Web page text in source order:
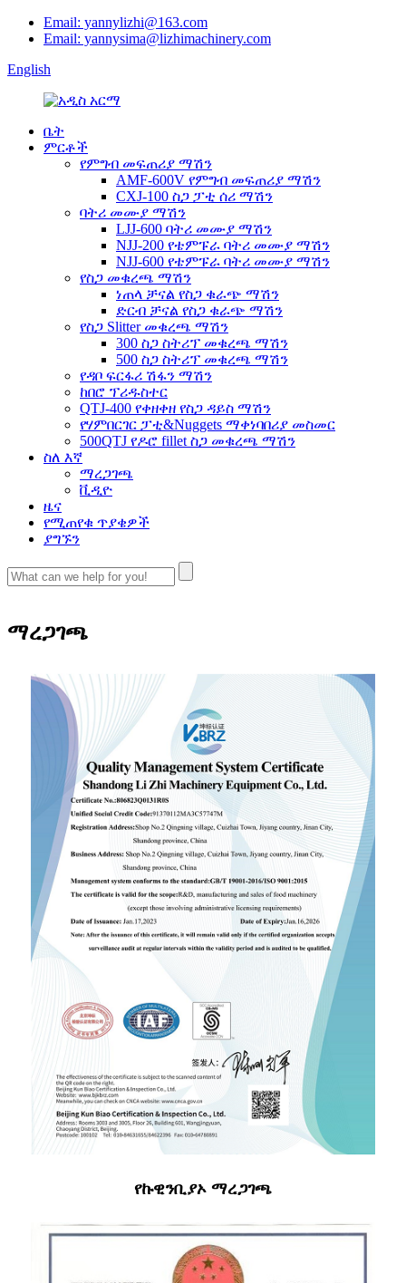
Email: yannylizhi@163.com
Email: yannysima@lizhimachinery.com
English
ቤት
ምርቶች
የምግብ መፍጠሪያ ማሽን
AMF-600V የምግብ መፍጠሪያ ማሽን
CXJ-100 ስጋ ፓቲ ሰሪ ማሽን
ባትሪ መሙያ ማሽን
LJJ-600 ባትሪ መሙያ ማሽን
NJJ-200 የቴምፑራ ባትሪ መሙያ ማሽን
NJJ-600 የቴምፑራ ባትሪ መሙያ ማሽን
የስጋ መቁረጫ ማሽን
ነጠላ ቻናል የስጋ ቁራጭ ማሽን
ድርብ ቻናል የስጋ ቁራጭ ማሽን
የስጋ Slitter መቁረጫ ማሽን
300 ስጋ ስትሪፕ መቁረጫ ማሽን
500 ስጋ ስትሪፕ መቁረጫ ማሽን
የዳቦ ፍርፋሪ ሽፋን ማሽን
ከበሮ ፕሪዱስተር
QTJ-400 የቀዘቀዘ የስጋ ዳይስ ማሽን
የሃምበርገር ፓቲ&Nuggets ማቀነባበሪያ መስመር
500QTJ የዶሮ fillet ስጋ መቁረጫ ማሽን
ስለ እኛ
ማረጋገጫ
ቪዲዮ
ዜና
የሚጠየቁ ጥያቄዎች
ያግኙን
ማረጋገጫ
የኩዊንቢያኦ ማረጋገጫ